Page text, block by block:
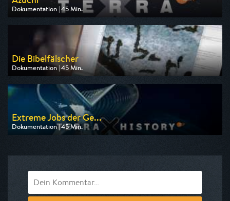
Dokumentation | 45 Min.
Ausgestrahlt von ZDF
am 09.08.2026, 19:30
Die Bibelfälscher
Dokumentation | 45 Min.
Ausgestrahlt von arte
am 11.08.2026, 20:15
Extreme Jobs der Ge...
Dokumentation | 45 Min.
Ausgestrahlt von ZDF